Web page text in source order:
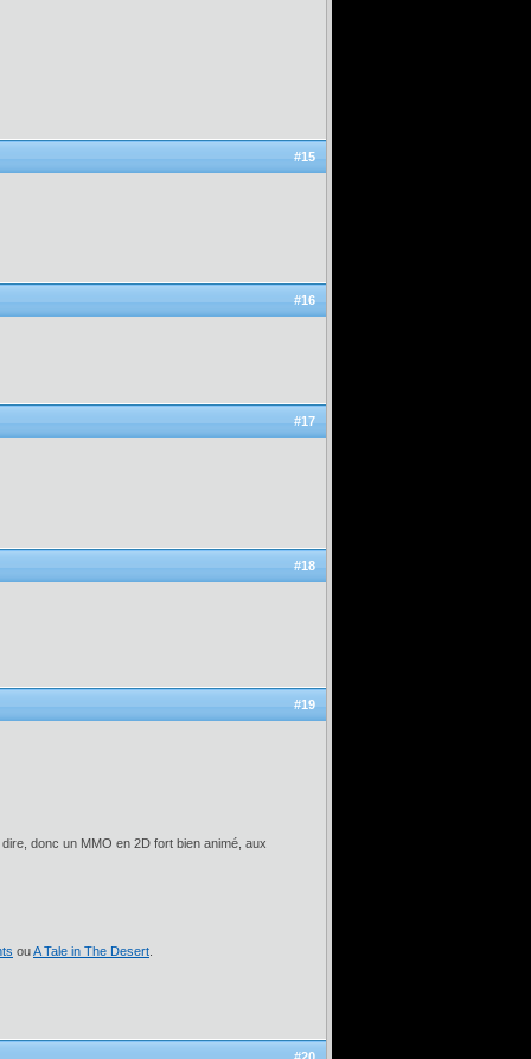
#15
#16
#17
#18
#19
donc un MMO en 2D fort bien animé, aux
ouA Tale in The Desert